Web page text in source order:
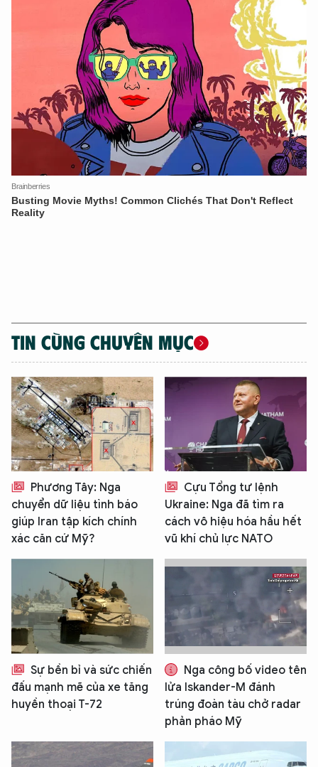
TIN CÙNG CHUYÊN MỤC
Phương Tây: Nga
chuyển dữ liệu tình báo
giúp Iran tập kích chính
xác căn cứ Mỹ?
Cựu Tổng tư lệnh
Ukraine: Nga đã tìm ra
cách vô hiệu hóa hầu hết
vũ khí chủ lực NATO
Sự bền bỉ và sức chiến
đấu mạnh mẽ của xe tăng
huyền thoại T-72
Nga công bố video tên
lửa Iskander-M đánh
trúng đoàn tàu chở radar
phản pháo Mỹ
Hãy hỏi tôi bất kỳ điều gì bạn cần biết về
An Ninh Thủ Đô nhé. Tôi sẵn sàng hỗ trợ!